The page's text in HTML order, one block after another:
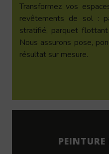
Transformez vos
revêtements de sol :
stratifié, parquet
Nous assurons pose,
résultat sur mesure.
PEINTURE